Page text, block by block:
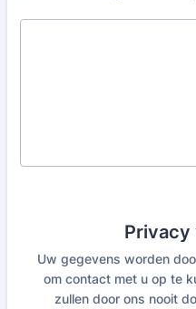
Privacy
Uw gegevens worden
om contact met u op te
zullen door ons nooit